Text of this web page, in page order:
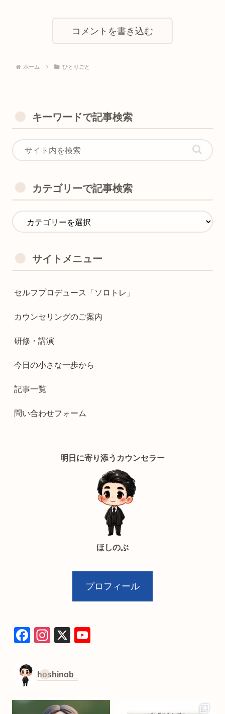
コメントを書き込む
ホーム ひとりごと
キーワードで記事検索
カテゴリーで記事検索
サイトメニュー
セルフプロデュース「ソロトレ」
カウンセリングのご案内
研修・講演
今日の小さな一歩から
記事一覧
問い合わせフォーム
明日に寄り添うカウンセラー
ほしのぶ
プロフィール
F
c
e
b
In
a
gr
a
X
u
hoshinob_